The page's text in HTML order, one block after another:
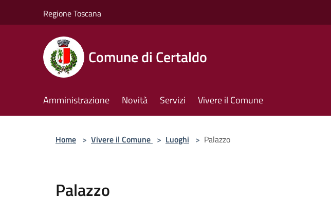
Regione Toscana
Comune di Certaldo
Amministrazione Novità Servizi Vivere il Comune
Home > Vivere il Comune > Luoghi > Palazzo
Palazzo